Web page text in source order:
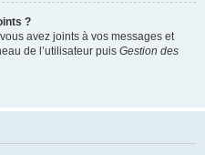
?
avez joints à vos messages et
de l’utilisateur puis Gestion des